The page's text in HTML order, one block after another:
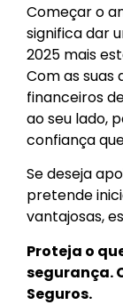
Começar o
significa dar
2025 mais
Com as suas
financeiros
ao seu lado,
confiança
Se deseja
pretende
vantajosas,
Proteja o
segurança.
Seguros.